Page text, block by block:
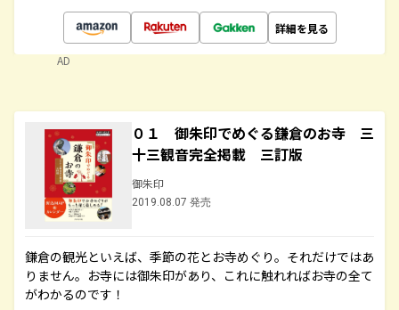
詳細を見る
AD
０１ 御朱印でめぐる鎌倉のお寺 三
十三観音完全掲載 三訂版
御朱印
2019.08.07 発売
鎌倉の観光といえば、季節の花とお寺めぐり。それだけではあ
りません。お寺には御朱印があり、これに触れればお寺の全て
がわかるのです！